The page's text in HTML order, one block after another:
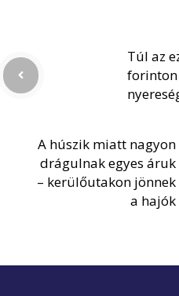
Túl az
forinton
A húszik miatt nagyon
drágulnak egyes áruk
– kerülőutakon jönnek
a hajók